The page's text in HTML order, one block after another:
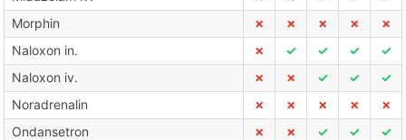
Morphin
✗ ✗ ✗ ✗
✗
Naloxon in.
✗ ✓ ✓ ✓
✓
Naloxon iv.
✗ ✗ ✓ ✓
✓
Noradrenalin
✗ ✗ ✗ ✗
✗
Ondansetron
✗ ✗ ✓ ✓
✓